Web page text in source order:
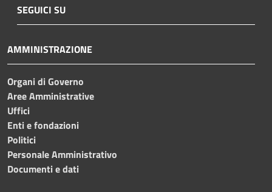
SEGUICI SU
AMMINISTRAZIONE
Organi di Governo
Aree Amministrative
Uffici
Enti e fondazioni
Politici
Personale Amministrativo
Documenti e dati